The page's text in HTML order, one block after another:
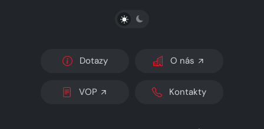
PŘEPNOUT SVĚTLÝ/TMAVÝ REŽIM
Dotazy O nás
VOP Kontakty